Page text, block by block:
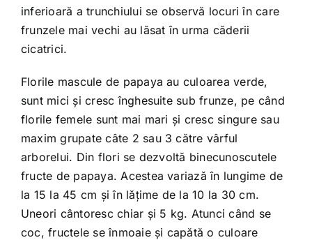
inferioară a trunchiului se observă locuri în care
frunzele mai vechi au lăsat în urma căderii
cicatrici.
Florile mascule de papaya au culoarea verde,
sunt mici şi cresc înghesuite sub frunze, pe când
florile femele sunt mai mari şi cresc singure sau
maxim grupate câte 2 sau 3 către vârful
arborelui. Din flori se dezvoltă binecunoscutele
fructe de papaya. Acestea variază în lungime de
la 15 la 45 cm şi în lăţime de la 10 la 30 cm.
Uneori cântoresc chiar şi 5 kg. Atunci când se
coc, fructele se înmoaie şi capătă o culoare